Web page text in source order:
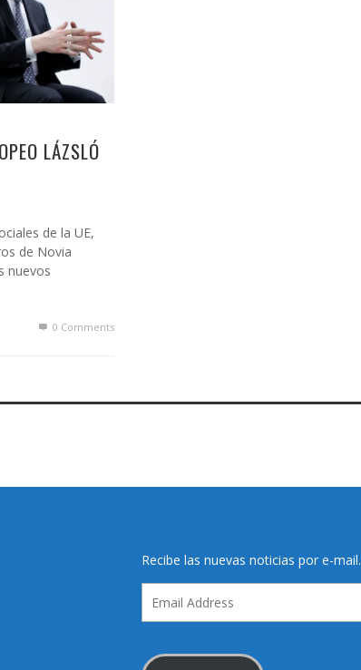
LÁZSLÓ
de la UE,
de Novia
nuevos
0 Comments
Recibe las nuevas noticias por e-mail.
Address